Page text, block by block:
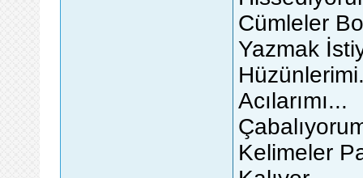
Cümleler
Yazmak
Acılarımı...
Kelimeler